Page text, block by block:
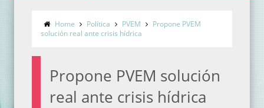
Home Política PVEM
Propone PVEM
solución real ante crisis hídrica
Propone PVEM solución
real ante crisis hídrica